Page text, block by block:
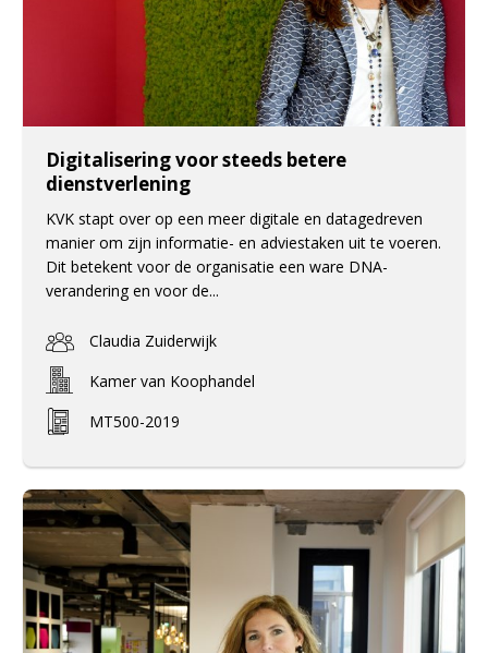
Digitalisering voor steeds betere
dienstverlening
KVK stapt over op een meer digitale en datagedreven
manier om zijn informatie- en adviestaken uit te voeren.
Dit betekent voor de organisatie een ware DNA-
verandering en voor de...
Claudia Zuiderwijk
Kamer van Koophandel
MT500-2019